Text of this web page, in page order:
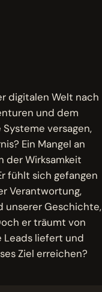
digitalen Welt nach
und dem
versagen,
Ein Mangel an
der Wirksamkeit
fühlt sich gefangen
Verantwortung,
unserer Geschichte,
er träumt von
Leads liefert und
Ziel erreichen?